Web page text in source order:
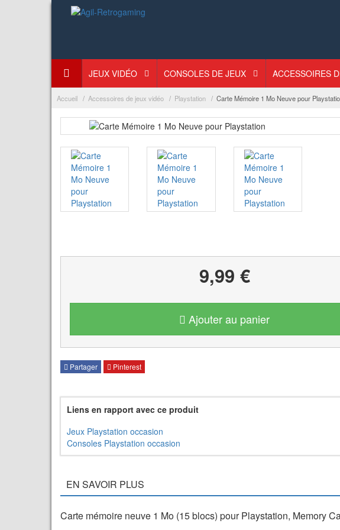
JEUX VIDÉO CONSOLES DE JEUX ACCESSOIRES
Accueil Accessoires de jeux vidéo Playstation Carte Mémoire 1 Mo Neuve pour
9,99 €
Ajouter au panier
Partager Pinterest
Liens en rapport avec ce produit
Jeux Playstation occasion
Consoles Playstation occasion
EN SAVOIR PLUS
Carte mémoire neuve 1 Mo (15 blocs) pour Playstation, Memory